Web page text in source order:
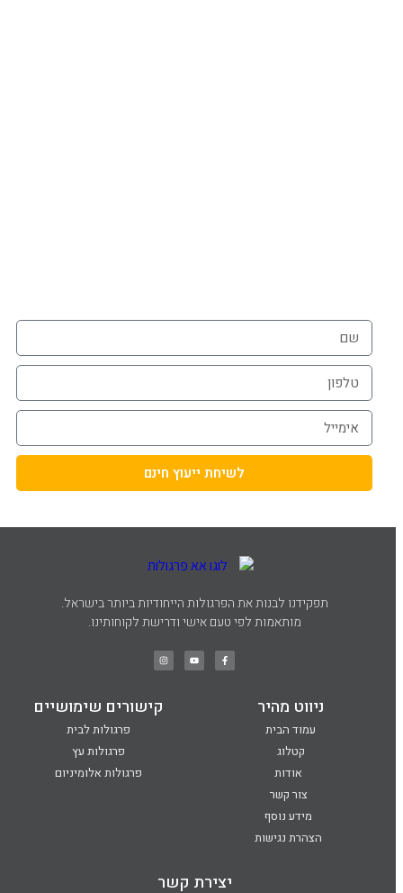
לשיחת ייעוץ חינם
תפקידנו לבנות את הפרגולות הייחודיות ביותר בישראל.
מותאמות לפי טעם אישי ודרישת לקוחותינו.
ניווט מהיר
עמוד הבית
קטלוג
אודות
צור קשר
מידע נוסף
הצהרת נגישות
קישורים שימושיים
פרגולות לבית
פרגולות עץ
פרגולות אלומיניום
יצירת קשר